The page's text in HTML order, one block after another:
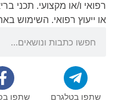
שתפו שתפו בטלגרם
רפואי ו/או מקצועי. תכני
או ייעוץ רפואי. השימוש
בריא לדעת – אתר